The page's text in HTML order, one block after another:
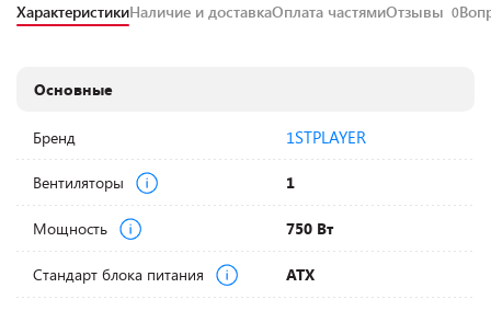
ХарактеристикиНаличие и доставкаОплата частямиОтзывы 0
Основные
Бренд 1STPLAYER
Вентиляторы 1
Мощность 750 Вт
Стандарт блока питания ATX